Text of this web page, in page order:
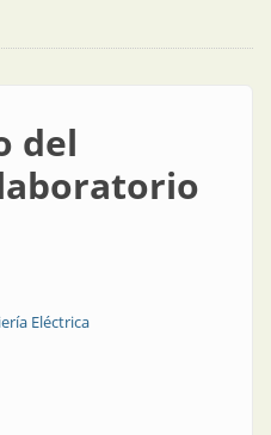
del
Eléctrica